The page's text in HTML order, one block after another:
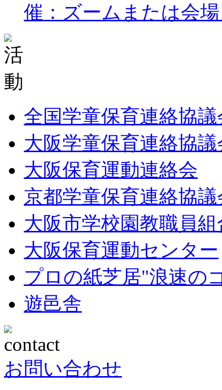
催：ズームまたは会
全国学童保育連絡協議
大阪学童保育連絡協議
大阪保育運動連絡会
京都学童保育連絡協議
大阪市学校園教職員組
大阪保育運動センター
プロの紙芝居"浪速の
遊邑舎
お問い合わせ